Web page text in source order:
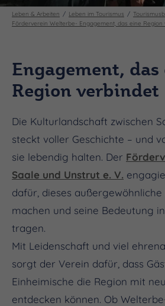
Leben & Arbeiten Leben im Tourismus
Förderverein Welterbe- Engagement, das eine Region
Engagement, das
Region verbindet
Die Kulturlandschaft zwischen
steckt voller Geschichte – und
sie lebendig halten. Der
Saale und Unstrut e. V.
dafür, dieses
machen und seine Bedeutung
tragen.
Mit Leidenschaft und viel
sorgt der Verein dafür, dass
Einheimische die Region mit
entdecken können. Ob